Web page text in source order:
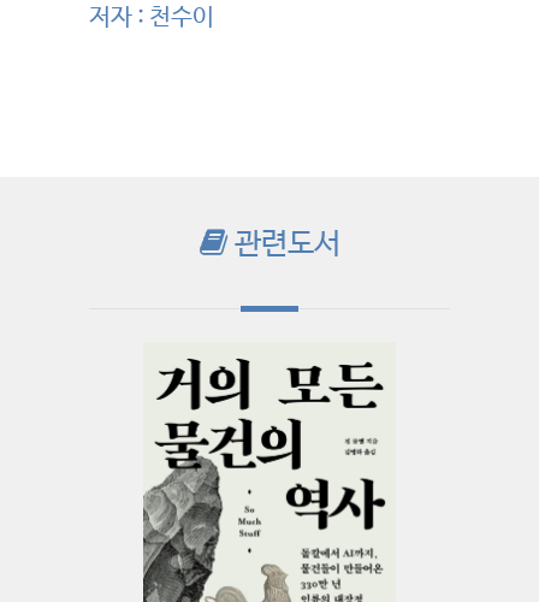
저자 : 천수이
관련도서